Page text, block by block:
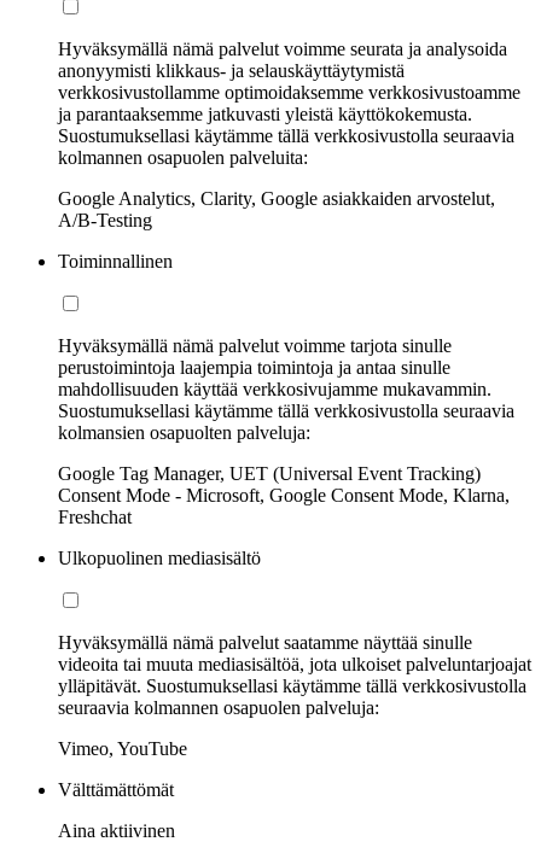
Hyväksymällä nämä palvelut voimme seurata ja analysoida
anonyymisti klikkaus- ja selauskäyttäytymistä
verkkosivustollamme optimoidaksemme verkkosivustoamme
ja parantaaksemme jatkuvasti yleistä käyttökokemusta.
Suostumuksellasi käytämme tällä verkkosivustolla seuraavia
kolmannen osapuolen palveluita:
Google Analytics, Clarity, Google asiakkaiden arvostelut,
A/B-Testing
Toiminnallinen
Hyväksymällä nämä palvelut voimme tarjota sinulle
perustoimintoja laajempia toimintoja ja antaa sinulle
mahdollisuuden käyttää verkkosivujamme mukavammin.
Suostumuksellasi käytämme tällä verkkosivustolla seuraavia
kolmansien osapuolten palveluja:
Google Tag Manager, UET (Universal Event Tracking)
Consent Mode - Microsoft, Google Consent Mode, Klarna,
Freshchat
Ulkopuolinen mediasisältö
Hyväksymällä nämä palvelut saatamme näyttää sinulle
videoita tai muuta mediasisältöä, jota ulkoiset palveluntarjoajat
ylläpitävät. Suostumuksellasi käytämme tällä verkkosivustolla
seuraavia kolmannen osapuolen palveluja:
Vimeo, YouTube
Välttämättömät
Aina aktiivinen